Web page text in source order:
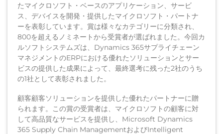
たマイクロソフト・ベースのアプリケーション、サービ
ス、デバイスを開発・提供したマイクロソフト・パートナ
ーを表彰しています。賞は様々なカテゴリーに分類され、
800を超えるノミネートから受賞者が選ばれました。今回カ
ルソフトシステムズは、Dynamics 365サプライチェーン
マネジメントのERPにおける優れたソリューションとサー
ビスの提供した成果によって、最終選考に残った2社のうち
の1社として表彰されました。
顧客顧客ソリューションを提供した優れたパートナーに贈
られます。この賞の受賞者は、マイクロソフトの顧客に対
して高品質なサービスを提供し、Microsoft Dynamics
365 Supply Chain ManagementおよびIntelligent